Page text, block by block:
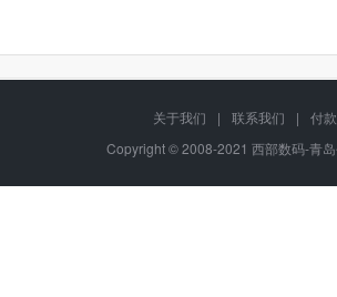
关于我们 | 联系我们 |
付
Copyright © 2008-2021 西部数码-青